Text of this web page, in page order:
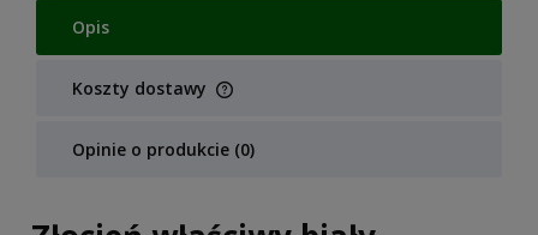
Opis
Koszty dostawy
Cena nie zawiera ewentualnych kosztów płatności
Opinie o produkcie (0)